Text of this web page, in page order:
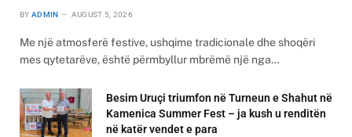
BY ADMIN AUGUST 5, 2026
Me një atmosferë festive, ushqime tradicionale dhe shoqëri
mes qytetarëve, është përmbyllur mbrëmë një nga…
Besim Uruçi triumfon në Turneun e Shahut në
Kamenica Summer Fest – ja kush u renditën
në katër vendet e para